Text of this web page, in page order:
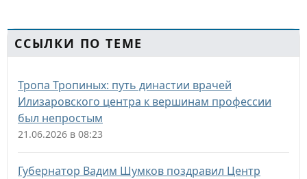
ССЫЛКИ ПО ТЕМЕ
Тропа Тропиных: путь династии врачей
Илизаровского центра к вершинам профессии
был непростым
21.06.2026 в 08:23
Губернатор Вадим Шумков поздравил Центр